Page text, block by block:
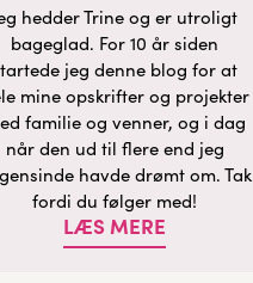
hedder Trine og er utroligt
bageglad. For 10 år siden
jeg denne blog for at
mine opskrifter og projekter
familie og venner, og i dag
når den ud til flere end jeg
havde drømt om. Tak
fordi du følger med!
LÆS MERE